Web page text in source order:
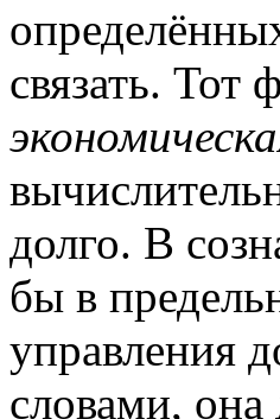
связать. Тот
долго. В
бы в
управления
словами,